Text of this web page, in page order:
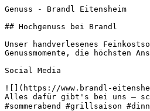
Genuss - Brandl
## Hochgenuss bei Brandl
Unser handverlesenes
Genussmomente, die höchsten
Social Media
![](https://www.brandl-
Alles dafür gibt's bei uns –
#sommerabend #grillsaison